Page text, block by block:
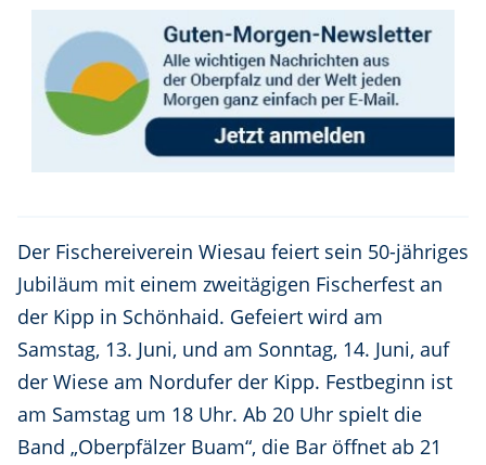
Der Fischereiverein Wiesau feiert sein 50-jähriges
Jubiläum mit einem zweitägigen Fischerfest an
der Kipp in Schönhaid. Gefeiert wird am
Samstag, 13. Juni, und am Sonntag, 14. Juni, auf
der Wiese am Nordufer der Kipp. Festbeginn ist
am Samstag um 18 Uhr. Ab 20 Uhr spielt die
Band „Oberpfälzer Buam“, die Bar öffnet ab 21